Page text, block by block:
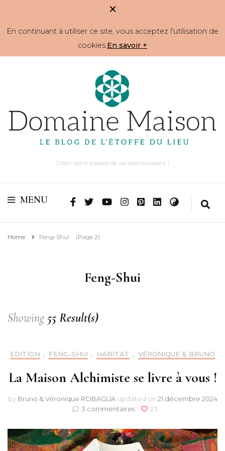
En continuant à utiliser ce site, vous acceptez l'utilisation de
cookies.En savoir +
Créez votre espace de vie épanouissant !
MENU
Home Feng-Shui (Page 2)
Feng-Shui
Showing 55 Result(s)
EDITION , FENG-SHUI , HABITAT , VÉRONIQUE & BRUNO
La Maison Alchimiste se livre à vous !
by Bruno & Véronique ROBAGLIA updated on 21 décembre 2024
3 commentaires
sur
Maison
Alchimiste
se
23